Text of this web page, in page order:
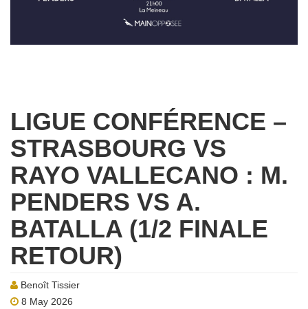
LIGUE CONFÉRENCE –
STRASBOURG VS
RAYO VALLECANO : M.
PENDERS VS A.
BATALLA (1/2 FINALE
RETOUR)
Benoît Tissier
8 May 2026